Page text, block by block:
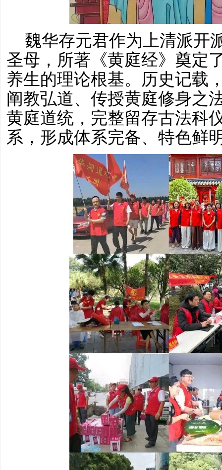
魏华存元君作为上清派开
圣母，所著《黄庭经》奠定
养生的理论根基。历史记载
阐教弘道、传授黄庭修身之
黄庭道统，完整留存古法科
系，形成体系完备、特色鲜